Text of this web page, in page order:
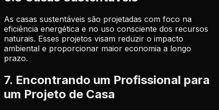
As casas sustentáveis são projetadas com foco na
eficiência energética e no uso consciente dos recursos
naturais. Esses projetos visam reduzir o impacto
ambiental e proporcionar maior economia a longo
prazo.
7. Encontrando um Profissional para
um Projeto de Casa